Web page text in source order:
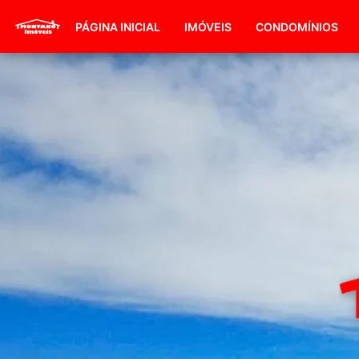
PÁGINA INICIAL IMÓVEIS CONDOMÍNIOS